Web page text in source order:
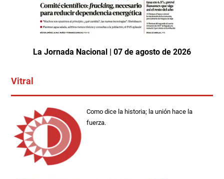
La Jornada Nacional | 07 de agosto de 2026
Vitral
Como dice la historia; la unión hace la
fuerza.